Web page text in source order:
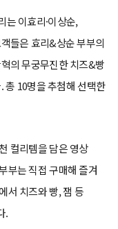
는 이효리·이상순,
들은 효리&상순 부부의
의 무궁무진한 치즈&빵
총 10명을 추첨해 선택한
컬리템을 담은 영상
부는 직접 구매해 즐겨
서 치즈와 빵, 잼 등
.